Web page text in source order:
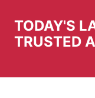
content
TODAY'S
TRUSTED